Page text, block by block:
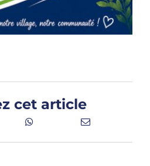
cet article